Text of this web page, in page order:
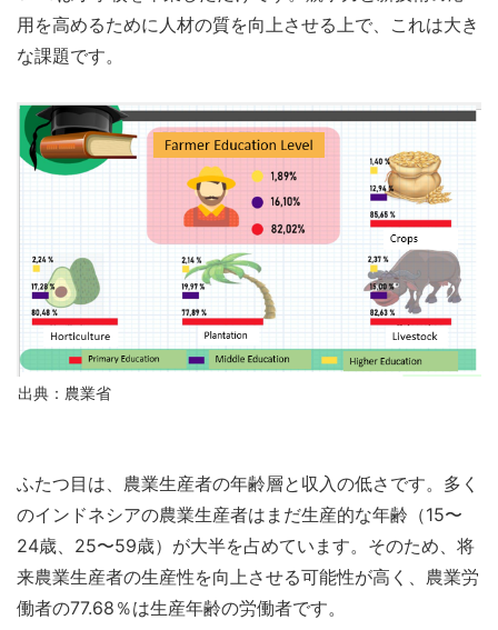
用を高めるために人材の質を向上させる上で、これは大き
な課題です。
出典：農業省
ふたつ目は、農業生産者の年齢層と収入の低さです。多く
のインドネシアの農業生産者はまだ生産的な年齢（15〜
24歳、25〜59歳）が大半を占めています。そのため、将
来農業生産者の生産性を向上させる可能性が高く、農業労
働者の77.68％は生産年齢の労働者です。